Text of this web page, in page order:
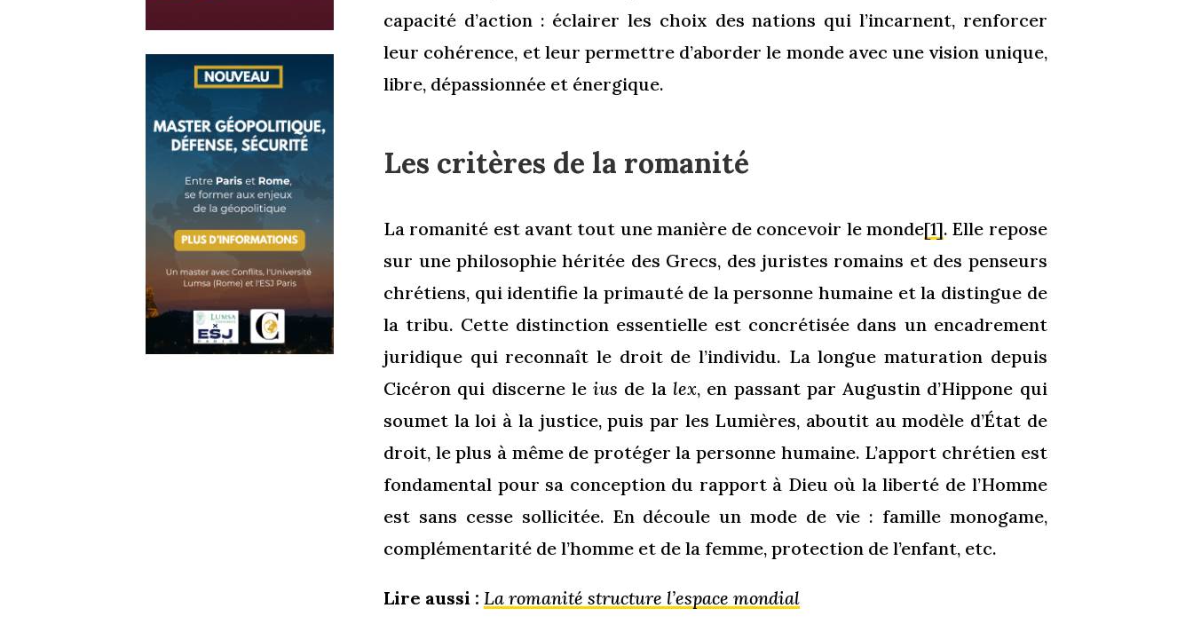
capacité d’action : éclairer les choix des nations qui l’incarnent, renforcer
leur cohérence, et leur permettre d’aborder le monde avec une vision unique,
libre, dépassionnée et énergique.
Les critères de la romanité
La romanité est avant tout une manière de concevoir le monde[1]. Elle repose
sur une philosophie héritée des Grecs, des juristes romains et des penseurs
chrétiens, qui identifie la primauté de la personne humaine et la distingue de
la tribu. Cette distinction essentielle est concrétisée dans un encadrement
juridique qui reconnaît le droit de l’individu. La longue maturation depuis
Cicéron qui discerne leius de la lex, en passant par Augustin d’Hippone qui
soumet la loi à la justice, puis par les Lumières, aboutit au modèle d’État de
droit, le plus à même de protéger la personne humaine. L’apport chrétien est
fondamental pour sa conception du rapport à Dieu où la liberté de l’Homme
est sans cesse sollicitée. En découle un mode de vie : famille monogame,
complémentarité de l’homme et de la femme, protection de l’enfant, etc.
Lire aussi : La romanité structure l’espace mondial